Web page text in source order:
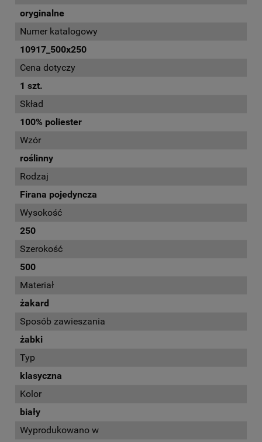
oryginalne
Numer katalogowy
10917_500x250
Cena dotyczy
1 szt.
Skład
100% poliester
Wzór
roślinny
Rodzaj
Firana pojedyncza
Wysokość
250
Szerokość
500
Materiał
żakard
Sposób zawieszania
żabki
Typ
klasyczna
Kolor
biały
Wyprodukowano w